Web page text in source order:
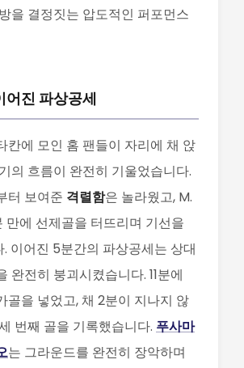
을 결정짓는 압도적인 퍼포먼스
어진 파상공세
칸에 모인 홈 팬들이 자리에 채 앉
의 흐름이 완전히 기울었습니다.
터 보여준 격렬함은 놀라웠고, M.
만에 선제골을 터뜨리며 기선을
이어진 5분간의 파상공세는 상대
완전히 붕괴시켰습니다. 11분에
골을 넣었고, 채 2분이 지나지 않
번째 골을 기록했습니다. 푸사마
는 그라운드를 완전히 장악하며